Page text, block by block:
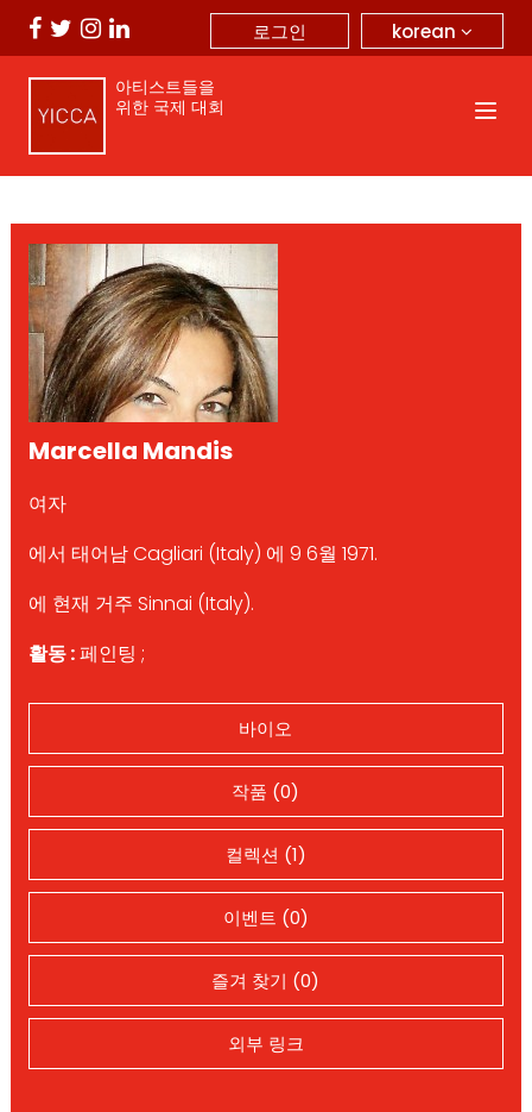
korean
로그인
아티스트들을
위한 국제 대회
Marcella Mandis
여자
에서 태어남 Cagliari (Italy) 에 9 6월 1971.
에 현재 거주 Sinnai (Italy).
활동 :페인팅 ;
바이오
작품 (0)
컬렉션 (1)
이벤트 (0)
즐겨 찾기 (0)
외부 링크